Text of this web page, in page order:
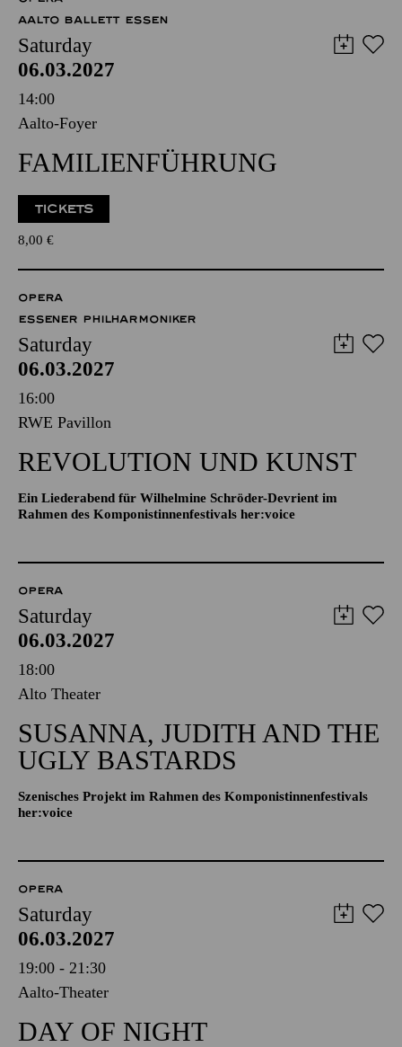
AALTO BALLETT ESSEN
Saturday
06.03.2027
14:00
Aalto-Foyer
FAMILIENFÜHRUNG
TICKETS
8,00 €
OPERA
ESSENER PHILHARMONIKER
Saturday
06.03.2027
16:00
RWE Pavillon
REVOLUTION UND KUNST
Ein Liederabend für Wilhelmine Schröder-Devrient im
Rahmen des Komponistinnenfestivals her:voice
OPERA
Saturday
06.03.2027
18:00
Alto Theater
SUSANNA, JUDITH AND THE
UGLY BASTARDS
Szenisches Projekt im Rahmen des Komponistinnenfestivals
her:voice
OPERA
Saturday
06.03.2027
19:00 - 21:30
Aalto-Theater
DAY OF NIGHT